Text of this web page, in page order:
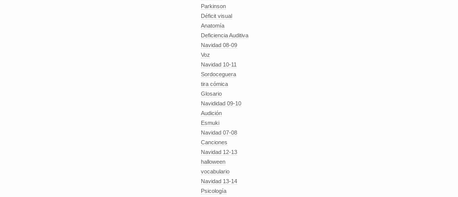
Parkinson
Déficit visual
Anatomía
Deficiencia Auditiva
Navidad 08-09
Voz
Navidad 10-11
Sordoceguera
tira cómica
Glosario
Navididad 09-10
Audición
Esmuki
Navidad 07-08
Canciones
Navidad 12-13
halloween
vocabulario
Navidad 13-14
Psicología